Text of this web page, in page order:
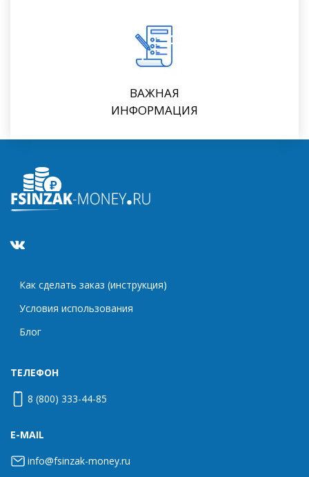
ВАЖНАЯ
ИНФОРМАЦИЯ
Как сделать заказ (инструкция)
Условия использования
Блог
ТЕЛЕФОН
8 (800) 333-44-85
E-MAIL
info@fsinzak-money.ru